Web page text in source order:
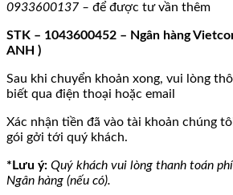
0933600137 – để được tư vần thêm
STK – 1043600452 – Ngân hàng
ANH )
Sau khi chuyển khoản xong, vui lòng
biết qua điện thoại hoặc email
Xác nhận tiền đã vào tài khoản chúng
gói gởi tới quý khách.
*Lưu ý: Quý khách vui lòng thanh toán
Ngân hàng (nếu có).